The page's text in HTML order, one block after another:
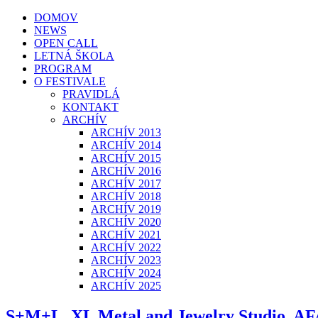
DOMOV
NEWS
OPEN CALL
LETNÁ ŠKOLA
PROGRAM
O FESTIVALE
PRAVIDLÁ
KONTAKT
ARCHÍV
ARCHÍV 2013
ARCHÍV 2014
ARCHÍV 2015
ARCHÍV 2016
ARCHÍV 2017
ARCHÍV 2018
ARCHÍV 2019
ARCHÍV 2020
ARCHÍV 2021
ARCHÍV 2022
ARCHÍV 2023
ARCHÍV 2024
ARCHÍV 2025